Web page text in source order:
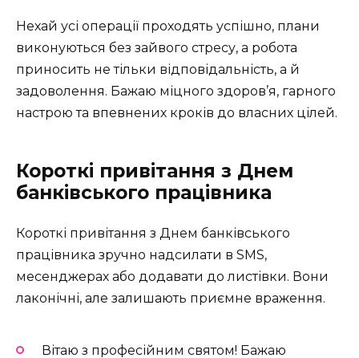
Нехай усі операції проходять успішно, плани
виконуються без зайвого стресу, а робота
приносить не тільки відповідальність, а й
задоволення. Бажаю міцного здоров’я, гарного
настрою та впевнених кроків до власних цілей.
Короткі привітання з Днем
банківського працівника
Короткі привітання з Днем банківського
працівника зручно надсилати в SMS,
месенджерах або додавати до листівки. Вони
лаконічні, але залишають приємне враження.
Вітаю з професійним святом! Бажаю